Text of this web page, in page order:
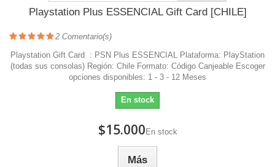
Playstation Plus ESSENCIAL Gift Card [CHILE]
2 Comentario(s)
Playstation Gift Card : PSN Plus ESSENCIAL Plataforma: PlayStation
(todas sus consolas) Región: Chile Formato: Código Canjeable Escoger
opciones disponibles: 1 - 3 - 12 Meses
En stock
$15.000 En stock
Más